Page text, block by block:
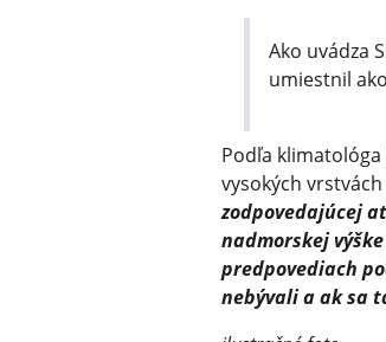
Ako uvádza
umiestnil
Podľa klimatológa
vysokých
zodpovedajúcej
nadmorskej
predpovediach
nebývali a ak sa